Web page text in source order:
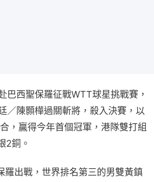
巴西聖保羅征戰WTT球星挑戰賽，
／陳顥樺過關斬將，殺入決賽，以
，贏得今年首個冠軍，港隊雙打組
2銅。
羅出戰，世界排名第三的男雙黃鎮